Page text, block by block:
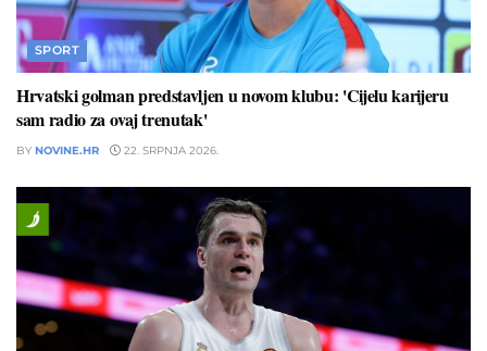
SPORT
Hrvatski golman predstavljen u novom klubu: 'Cijelu karijeru
sam radio za ovaj trenutak'
BY NOVINE.HR 22. SRPNJA 2026.